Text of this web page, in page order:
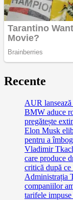
Recente
AUR
BMW aduce
pregătește
Elon Musk
pentru a
Vladimir
care produce
critică după ce
Administrația
companiilor
tarifele